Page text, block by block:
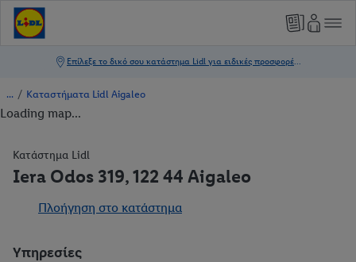
/ Καταστήματα Lidl Aigaleo
Loading map...
Κατάστημα Lidl
Iera Odos 319, 122 44 Aigaleo
Πλοήγηση στο κατάστημα
Υπηρεσίες